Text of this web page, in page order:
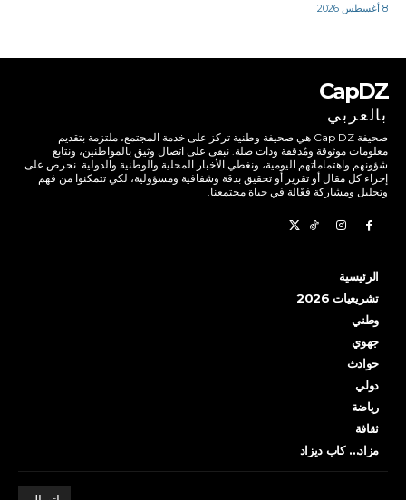
8 أغسطس 2026
CapDZ
بالعربي
صحيفة Cap DZ هي صحيفة وطنية تركز على خدمة المجتمع، ملتزمة بتقديم
معلومات موثوقة ومُدققة وذات صلة. نبقى على اتصال وثيق بالمواطنين، ونتابع
شؤونهم واهتماماتهم اليومية، ونغطي الأخبار المحلية والوطنية والدولية. نحرص على
إجراء كل مقال أو تقرير أو تحقيق بدقة وشفافية ومسؤولية، لكي تتمكنوا من فهم
وتحليل ومشاركة فعّالة في حياة مجتمعنا.
الرئيسية
تشريعيات 2026
وطني
جهوي
حوادث
دولي
رياضة
ثقافة
مزاد… كاب ديزاد